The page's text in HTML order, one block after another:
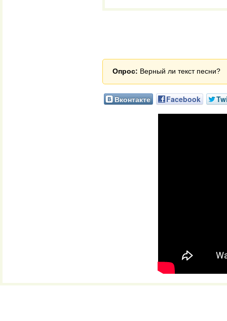
Опрос: Верный ли текст песни?
Вконтакте Facebook